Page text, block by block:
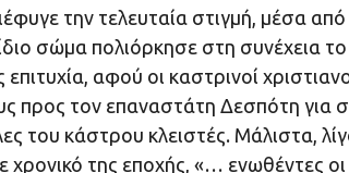
την τελευταία στιγμή, μέσα
σώμα πολιόρκησε στη συνέχεια
αφού οι καστρινοί
προς τον επαναστάτη Δεσπότη για
του κάστρου κλειστές. Μάλιστα,
χρονικό της εποχής, «… ενωθέντες